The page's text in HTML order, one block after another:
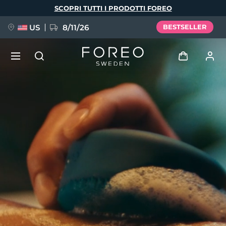
SCOPRI TUTTI I PRODOTTI FOREO
US 8/11/26 BESTSELLER
Profilo utente
I miei dispositivi
I miei ordini
I miei indirizzi
I miei abbonamenti
FAQ™ Pure Beauty-Tech Elixir
BREAKING NEWS
issa™ Teeth Whitening Set
Lingua
English Deutsch
Español
Français
Português
Polski
Svenska
Русский
Türkçe
简体中文 繁體中文